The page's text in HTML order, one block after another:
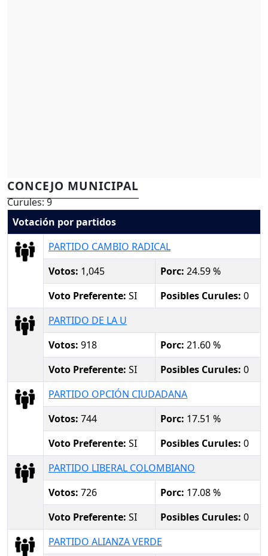
CONCEJO MUNICIPAL
Curules: 9
Votación por partidos
PARTIDO CAMBIO RADICAL
Votos: 1,045 Porc: 24.59 %
Voto Preferente: SI Posibles Curules: 0
PARTIDO DE LA U
Votos: 918 Porc: 21.60 %
Voto Preferente: SI Posibles Curules: 0
PARTIDO OPCIÓN CIUDADANA
Votos: 744 Porc: 17.51 %
Voto Preferente: SI Posibles Curules: 0
PARTIDO LIBERAL COLOMBIANO
Votos: 726 Porc: 17.08 %
Voto Preferente: SI Posibles Curules: 0
PARTIDO ALIANZA VERDE